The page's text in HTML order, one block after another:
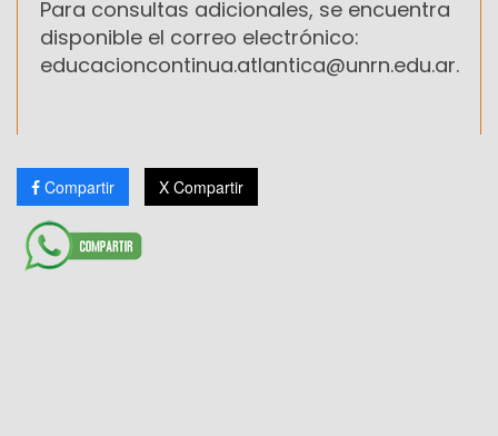
Para consultas adicionales, se encuentra
disponible el correo electrónico:
educacioncontinua.atlantica@unrn.edu.ar.
Compartir X Compartir